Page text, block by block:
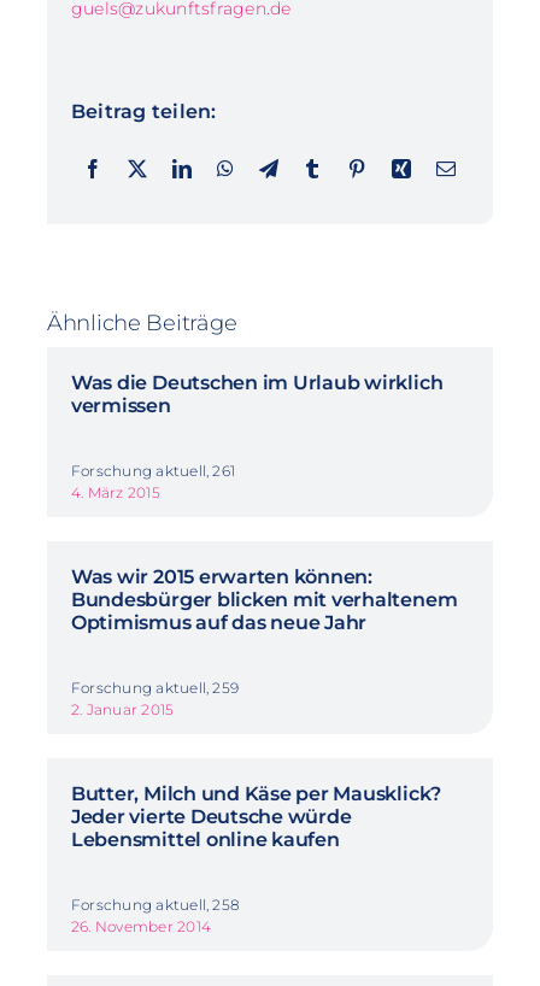
guels@zukunftsfragen.de
Beitrag teilen:
Ähnliche Beiträge
Was die Deutschen im Urlaub wirklich
vermissen
Forschung aktuell, 261
4. März 2015
Was wir 2015 erwarten können:
Bundesbürger blicken mit verhaltenem
Optimismus auf das neue Jahr
Forschung aktuell, 259
2. Januar 2015
Butter, Milch und Käse per Mausklick?
Jeder vierte Deutsche würde
Lebensmittel online kaufen
Forschung aktuell, 258
26. November 2014